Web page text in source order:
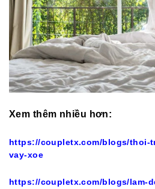
Xem thêm nhiều hơn:
https://coupletx.com/blogs/thoi-
vay-xoe
https://coupletx.com/blogs/lam-